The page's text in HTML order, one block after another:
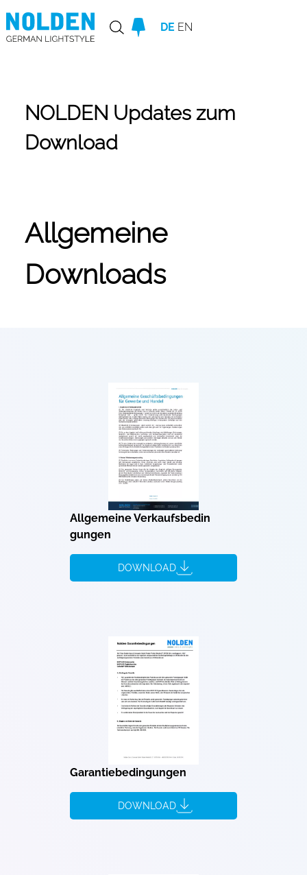
DE EN
NOLDEN Updates zum
Download
Allgemeine
Downloads
Allgemeine Verkaufsbedin
gungen
DOWNLOAD
Garantiebedingungen
DOWNLOAD